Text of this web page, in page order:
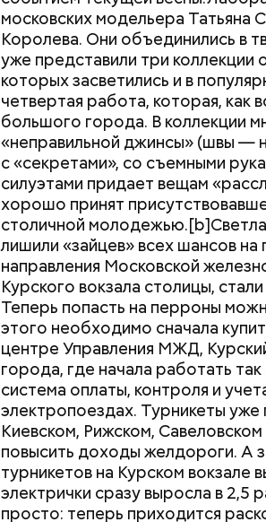
московских модельера Татьяна
Королева. Они объединились в
уже представили три
которых засветились и в
четвертая работа, которая, как
большого города. В коллекции
«неправильной джинсы» (швы —
с «секретами», со съемными
силуэтами придает вещам
хорошо принят
столичной
лишили «зайцев» всех шансов
направления Московской
Курского вокзала столицы,
Теперь попасть на перроны
этого необходимо сначала
центре Управления МЖД,
города, где начала работать
система оплаты, контроля и
электропоездах. Турникеты
Киевском, Рижском,
повысить доходы желдороги. А
турникетов на Курском вокзале
электрички сразу выросла в 2,5
просто: теперь приходится
Читайте также:Синоптик
в Москве и Подмосковье
— В современном высшем
практикоориентированности, и
этом особый акцент. Также
МАИ стали унифицированное
специалистов, модули
Как поменять
не получить штраф